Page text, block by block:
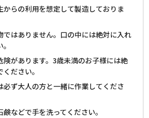
からの利用を想定して製造しておりま
ではありません。口の中には絶対に入れ
険があります。3歳未満のお子様には絶
ださい。
必ず大人の方と一緒に作業してくださ
などで手を洗ってください。